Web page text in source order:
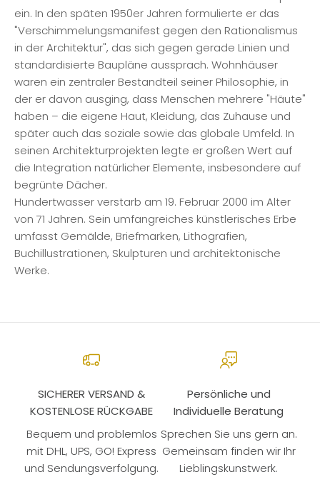
ein. In den späten 1950er Jahren formulierte er das
"Verschimmelungsmanifest gegen den Rationalismus
in der Architektur", das sich gegen gerade Linien und
standardisierte Baupläne aussprach. Wohnhäuser
waren ein zentraler Bestandteil seiner Philosophie, in
der er davon ausging, dass Menschen mehrere "Häute"
haben – die eigene Haut, Kleidung, das Zuhause und
später auch das soziale sowie das globale Umfeld. In
seinen Architekturprojekten legte er großen Wert auf
die Integration natürlicher Elemente, insbesondere auf
begrünte Dächer.
Hundertwasser verstarb am 19. Februar 2000 im Alter
von 71 Jahren. Sein umfangreiches künstlerisches Erbe
umfasst Gemälde, Briefmarken, Lithografien,
Buchillustrationen, Skulpturen und architektonische
Werke.
SICHERER VERSAND &
KOSTENLOSE RÜCKGABE
Bequem und problemlos
mit DHL, UPS, GO! Express
und Sendungsverfolgung.
Persönliche und
Individuelle Beratung
Sprechen Sie uns gern an.
Gemeinsam finden wir Ihr
Lieblingskunstwerk.